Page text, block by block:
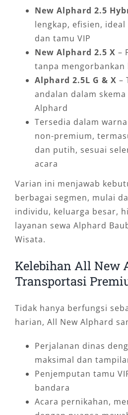
New Alphard 2.5
lengkap, efisien,
dan tamu VIP
New Alphard 2.5 X –
tanpa mengorbankan
Alphard 2.5L G & X –
andalan dalam
Alphard
Tersedia dalam
non-premium,
dan putih, sesuai
acara
Varian ini menjawab
berbagai segmen, mulai
individu, keluarga besar,
layanan sewa Alphard
Wisata.
Kelebihan All New
Transportasi
Tidak hanya berfungsi
harian, All New Alphard
Perjalanan dinas
maksimal dan
Penjemputan tamu
bandara
Acara pernikahan,